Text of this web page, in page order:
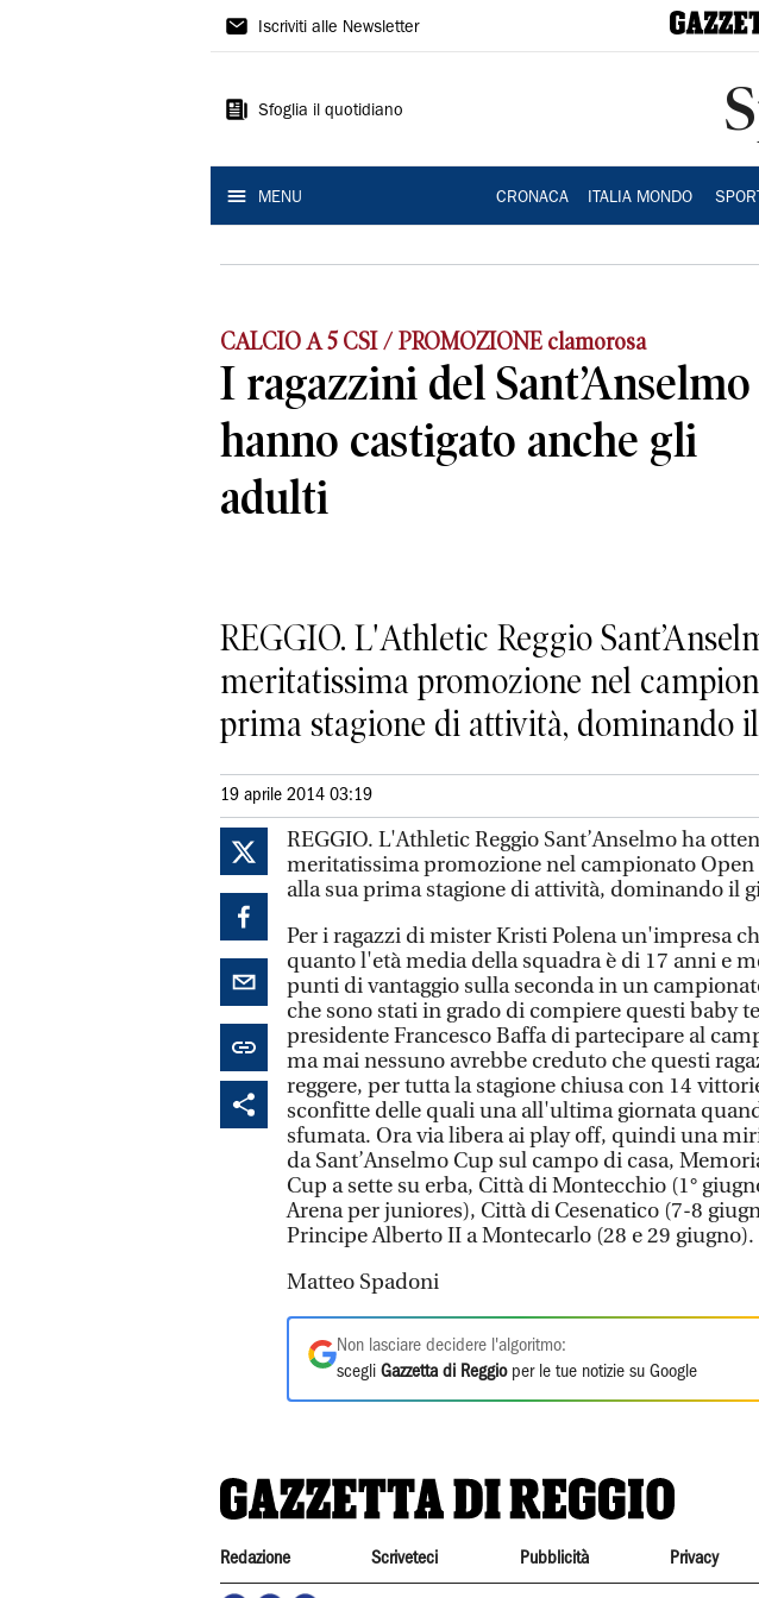
Gazzetta
Reggio
Iscriviti alle Newsletter
Sfoglia il quotidiano
MENU CRONACA ITALIA MONDO
CALCIO A 5 CSI / PROMOZIONE clamorosa
I ragazzini del Sant’Anselmo
hanno castigato anche gli
adulti
REGGIO. L'Athletic Reggio
meritatissima promozione nel
prima stagione di attività, dominando il
19 aprile 2014 03:19
REGGIO. L'Athletic Reggio Sant’Anselmo ha
meritatissima promozione nel campionato Open
alla sua prima stagione di attività, dominando il
Per i ragazzi di mister Kristi Polena un'impresa
quanto l'età media della squadra è di 17 anni e
punti di vantaggio sulla seconda in un
che sono stati in grado di compiere questi baby
presidente Francesco Baffa di partecipare al
ma mai nessuno avrebbe creduto che questi
reggere, per tutta la stagione chiusa con 14
sconfitte delle quali una all'ultima giornata
sfumata. Ora via libera ai play off, quindi una
da Sant’Anselmo Cup sul campo di casa,
Cup a sette su erba, Città di Montecchio (1°
Arena per juniores), Città di Cesenatico (7-8
Principe Alberto II a Montecarlo (28 e 29 giugno).
Matteo Spadoni
Non lasciare decidere l'algoritmo:
scegli Gazzetta di Reggioper le tue notizie su Google
Redazione Scriveteci Pubblicità Privacy